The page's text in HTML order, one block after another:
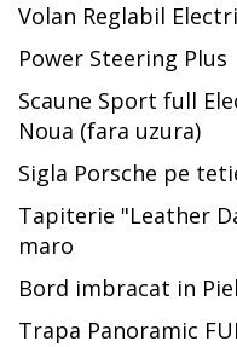
Volan Reglabil
Power Steering Plus
Scaune Sport full
Noua (fara uzura)
Sigla Porsche pe
Tapiterie "Leather
maro
Bord imbracat in
Trapa Panoramic